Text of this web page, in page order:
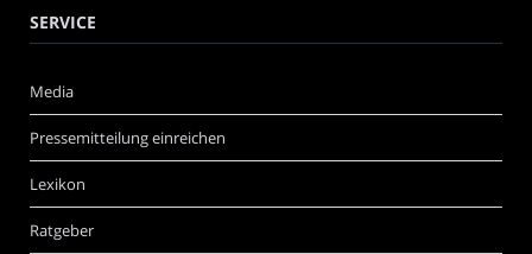
SERVICE
Media
Pressemitteilung einreichen
Lexikon
Ratgeber